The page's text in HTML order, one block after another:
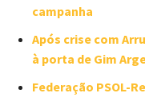
campanha
Após crise com
à porta de Gim
Federação PSOL-